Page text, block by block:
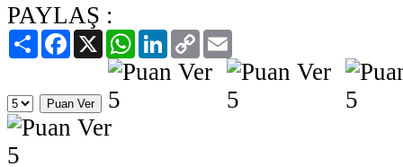
PAYLAŞ :
PaylaşFacebook
X WhatsAppLinkedIn
Copy
Link